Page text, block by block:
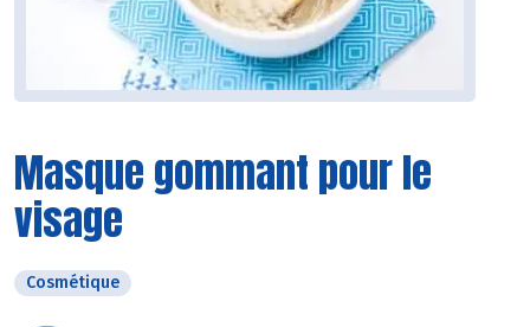
Masque gommant pour le
visage
Cosmétique